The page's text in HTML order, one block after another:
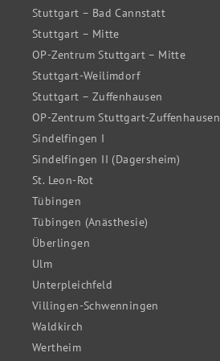
Stuttgart – Bad Cannstatt
Stuttgart – Mitte
OP-Zentrum Stuttgart – Mitte
Stuttgart-Weilimdorf
Stuttgart – Zuffenhausen
OP-Zentrum Stuttgart-Zuffenhausen
Sindelfingen I
Sindelfingen II (Dagersheim)
St. Leon-Rot
Tübingen
Tübingen (Anästhesie)
Überlingen
Ulm
Unterpleichfeld
Villingen-Schwenningen
Waldkirch
Wertheim